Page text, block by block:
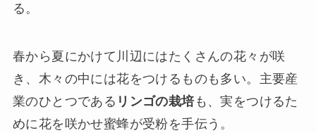
る。
春から夏にかけて川辺にはたくさんの花々が咲
き、木々の中には花をつけるものも多い。主要産
業のひとつである リンゴの栽培も、実をつけるた
めに花を咲かせ蜜蜂が受粉を手伝う。